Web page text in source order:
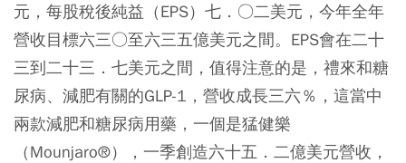
元，每股稅後純益（EPS）七．○二美元，今年全年
營收目標六三○至六三五億美元之間。EPS會在二十
三到二十三．七美元之間，值得注意的是，禮來和糖
尿病、減肥有關的GLP-1，營收成長三六％，這當中
兩款減肥和糖尿病用藥，一個是猛健樂
（Mounjaro®），一季創造六十五．二億美元營收，